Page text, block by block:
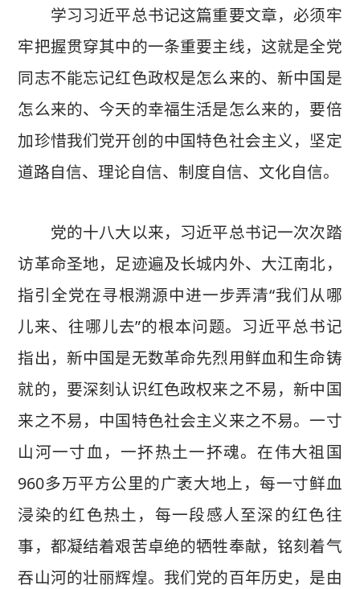
学习习近平总书记这篇重要文章，必须牢
牢把握贯穿其中的一条重要主线，这就是全党
同志不能忘记红色政权是怎么来的、新中国是
怎么来的、今天的幸福生活是怎么来的，要倍
加珍惜我们党开创的中国特色社会主义，坚定
道路自信、理论自信、制度自信、文化自信。
党的十八大以来，习近平总书记一次次踏
访革命圣地，足迹遍及长城内外、大江南北，
指引全党在寻根溯源中进一步弄清“我们从哪
儿来、往哪儿去”的根本问题。习近平总书记
指出，新中国是无数革命先烈用鲜血和生命铸
就的，要深刻认识红色政权来之不易，新中国
来之不易，中国特色社会主义来之不易。一寸
山河一寸血，一抔热土一抔魂。在伟大祖国
960多万平方公里的广袤大地上，每一寸鲜血
浸染的红色热土，每一段感人至深的红色往
事，都凝结着艰苦卓绝的牺牲奉献，铭刻着气
吞山河的壮丽辉煌。我们党的百年历史，是由